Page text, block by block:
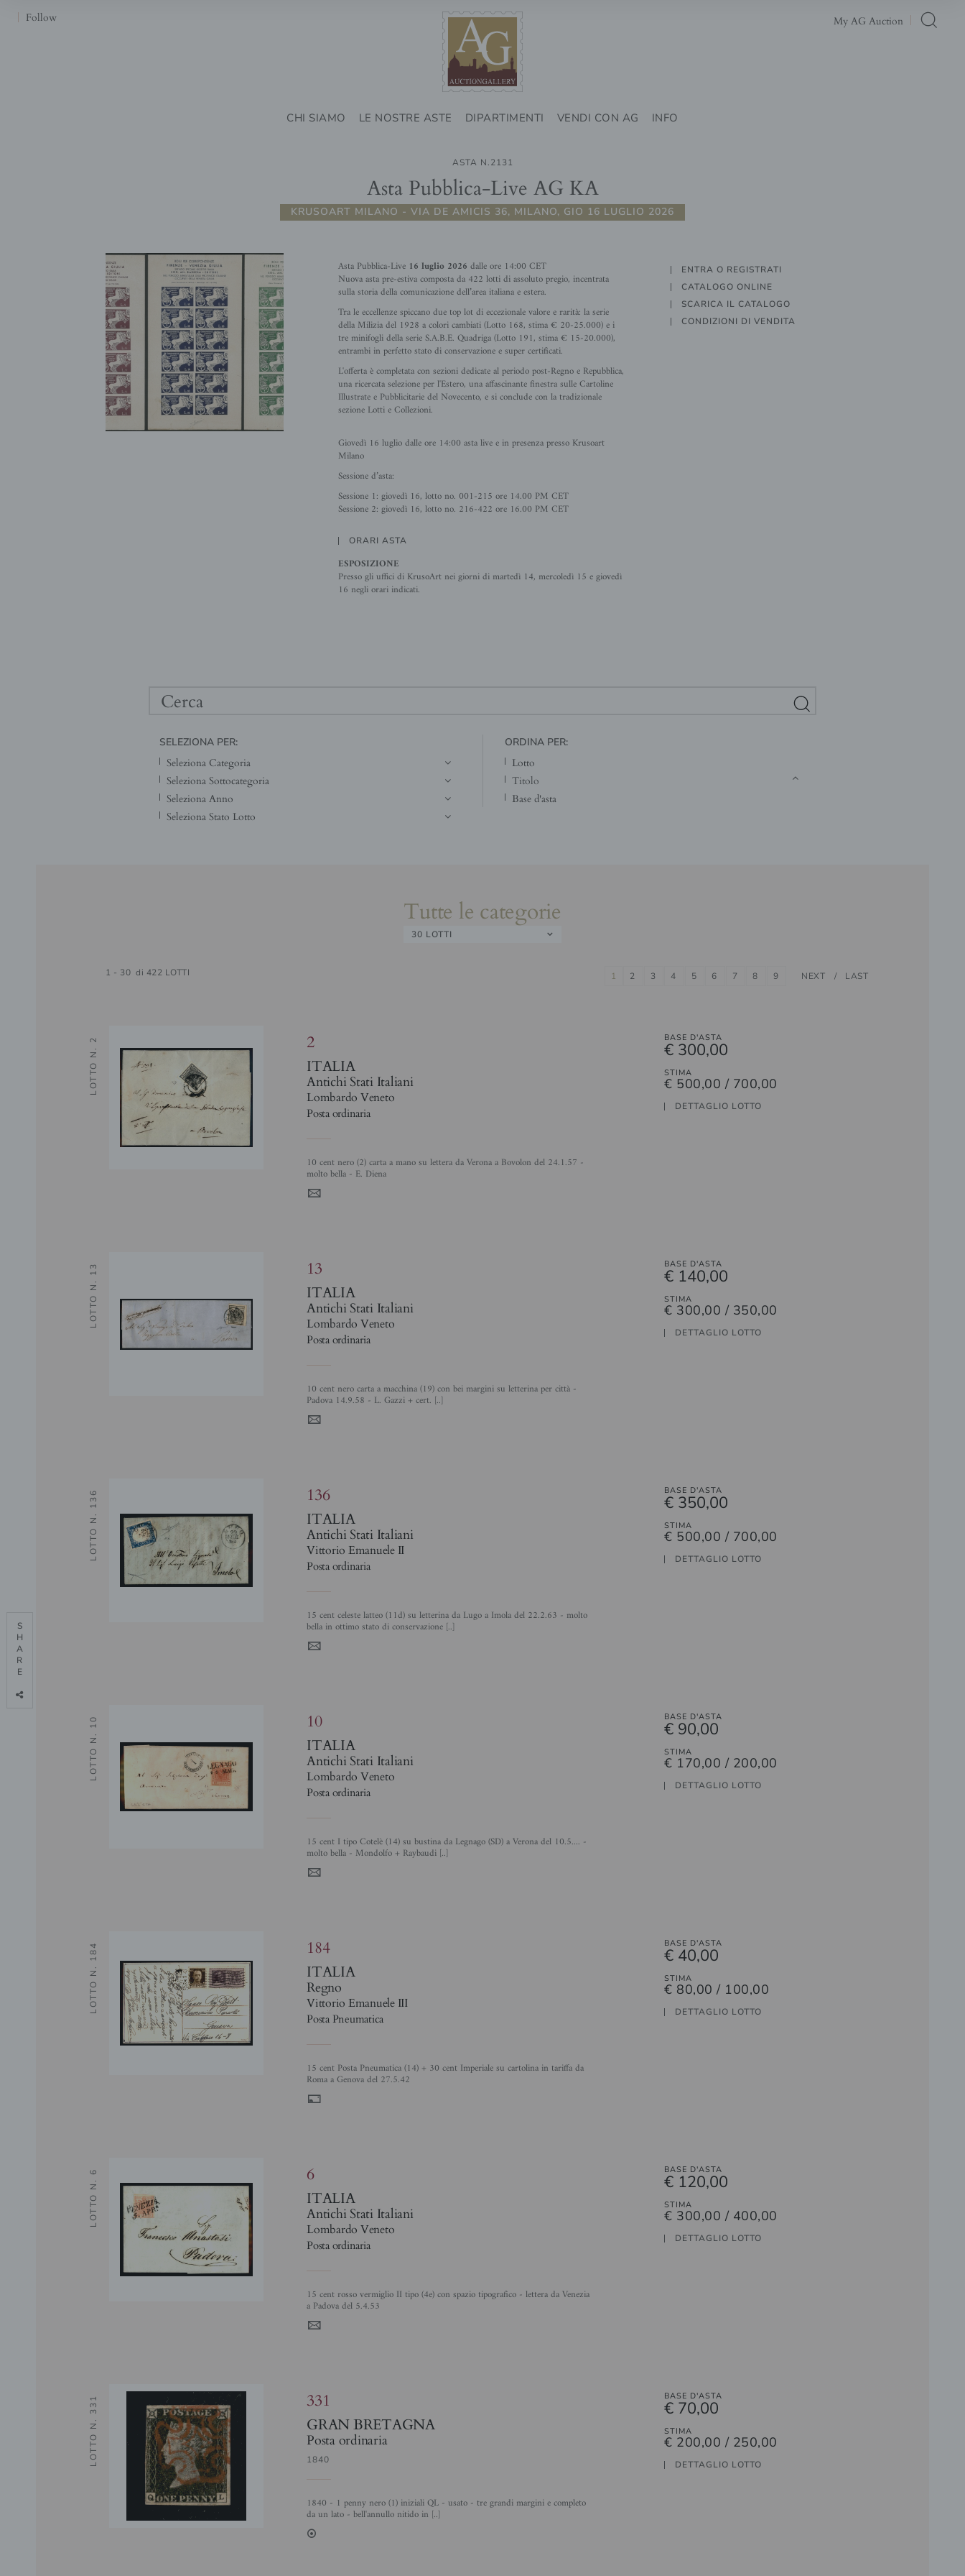
Follow My AG Auction
CHI SIAMO LE NOSTRE ASTE DIPARTIMENTI VENDI CON AG INFO
ASTA N.2131
Asta Pubblica-Live AG KA
KRUSOART MILANO - VIA DE AMICIS 36, MILANO, GIO 16 LUGLIO 2026
Asta Pubblica-Live 16 luglio 2026 dalle ore 14:00 CET
Nuova asta pre-estiva composta da 422 lotti di assoluto pregio, incentrata
sulla storia della comunicazione dell’area italiana e estera.
Tra le eccellenze spiccano due top lot di eccezionale valore e rarità: la serie
della Milizia del 1928 a colori cambiati (Lotto 168, stima € 20-25.000) e i
tre minifogli della serie S.A.B.E. Quadriga (Lotto 191, stima € 15-20.000),
entrambi in perfetto stato di conservazione e super certificati.
L'offerta è completata con sezioni dedicate al periodo post-Regno e Repubblica,
una ricercata selezione per l'Estero, una affascinante finestra sulle Cartoline
Illustrate e Pubblicitarie del Novecento, e si conclude con la tradizionale
sezione Lotti e Collezioni.
Giovedì 16 luglio dalle ore 14:00 asta live e in presenza presso Krusoart
Milano
Sessione d’asta:
Sessione 1: giovedì 16, lotto no. 001-215 ore 14.00 PM CET
Sessione 2: giovedì 16, lotto no. 216-422 ore 16.00 PM CET
ORARI ASTA
ESPOSIZIONE
Presso gli uffici di KrusoArt nei giorni di martedì 14, mercoledì 15 e giovedì
16 negli orari indicati.
ENTRA O REGISTRATI
CATALOGO ONLINE
SCARICA IL CATALOGO
CONDIZIONI DI VENDITA
SELEZIONA PER: ORDINA PER:
lotto
titolo
base d'asta
Tutte le categorie
30 LOTTI
1 - 30 di 422 LOTTI 1 2 3 4 5 6 7 8 9 NEXT LAST
2
ITALIA
Antichi Stati Italiani
Lombardo Veneto
Posta ordinaria
10 cent nero (2) carta a mano su lettera da Verona a Bovolon del 24.1.57 -
molto bella - E. Diena
4
LOTTO N. 2 BASE D'ASTA
€ 300,00
STIMA
€ 500,00 / 700,00
DETTAGLIO LOTTO
13
ITALIA
Antichi Stati Italiani
Lombardo Veneto
Posta ordinaria
10 cent nero carta a macchina (19) con bei margini su letterina per città -
Padova 14.9.58 - L. Gazzi + cert. [..]
4
LOTTO N. 13 BASE D'ASTA
€ 140,00
STIMA
€ 300,00 / 350,00
DETTAGLIO LOTTO
136
ITALIA
Antichi Stati Italiani
Vittorio Emanuele II
Posta ordinaria
15 cent celeste latteo (11d) su letterina da Lugo a Imola del 22.2.63 - molto
bella in ottimo stato di conservazione [..]
4
LOTTO N. 136 BASE D'ASTA
€ 350,00
STIMA
€ 500,00 / 700,00
DETTAGLIO LOTTO
10
ITALIA
Antichi Stati Italiani
Lombardo Veneto
Posta ordinaria
15 cent I tipo Cotelè (14) su bustina da Legnago (SD) a Verona del 10.5.... -
molto bella - Mondolfo + Raybaudi [..]
4
LOTTO N. 10 BASE D'ASTA
€ 90,00
STIMA
€ 170,00 / 200,00
DETTAGLIO LOTTO
184
ITALIA
Regno
Vittorio Emanuele III
Posta Pneumatica
15 cent Posta Pneumatica (14) + 30 cent Imperiale su cartolina in tariffa da
Roma a Genova del 27.5.42
%
LOTTO N. 184 BASE D'ASTA
€ 40,00
STIMA
€ 80,00 / 100,00
DETTAGLIO LOTTO
6
ITALIA
Antichi Stati Italiani
Lombardo Veneto
Posta ordinaria
15 cent rosso vermiglio II tipo (4e) con spazio tipografico - lettera da Venezia
a Padova del 5.4.53
4
LOTTO N. 6 BASE D'ASTA
€ 120,00
STIMA
€ 300,00 / 400,00
DETTAGLIO LOTTO
331
GRAN BRETAGNA
Posta ordinaria
1840
1840 - 1 penny nero (1) iniziali QL - usato - tre grandi margini e completo
da un lato - bell'annullo nitido in [..]
2
LOTTO N. 331 BASE D'ASTA
€ 70,00
STIMA
€ 200,00 / 250,00
DETTAGLIO LOTTO
S
H
A
R
E